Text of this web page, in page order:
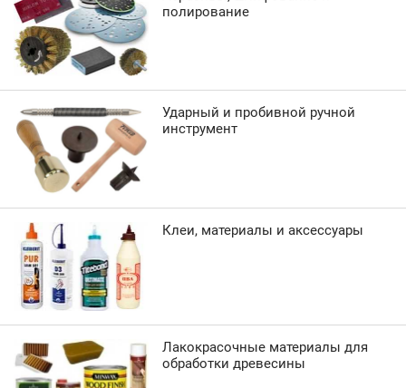
полирование
Ударный и пробивной ручной
инструмент
Клеи, материалы и аксессуары
Лакокрасочные материалы для
обработки древесины